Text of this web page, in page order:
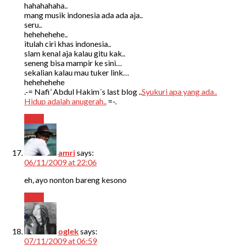
hahahahaha..
mang musik indonesia ada ada aja..
seru..
hehehehehe..
itulah ciri khas indonesia..
slam kenal aja kalau gitu kak..
seneng bisa mampir ke sini…
sekalian kalau mau tuker link…
hehehehehe
.-= Nafi’ Abdul Hakim´s last blog ..Syukuri apa yang ada..
Hidup adalah anugerah.. =-.
amrisays:
06/11/2009 at 22:06
eh, ayo nonton bareng kesono
ogleksays:
07/11/2009 at 06:59